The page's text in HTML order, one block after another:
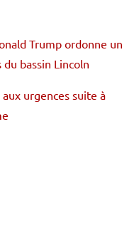
Trump ordonne un
bassin Lincoln
urgences suite à